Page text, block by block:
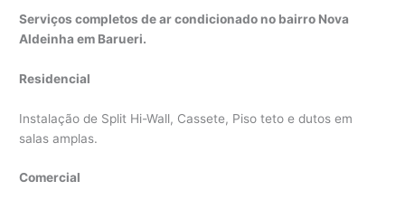
Serviços completos de ar condicionado no bairro Nova
Aldeinha em Barueri.
Residencial
Instalação de Split Hi-Wall, Cassete, Piso teto e dutos em
salas amplas.
Comercial